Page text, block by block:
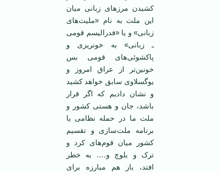
کشيدن مرزهای زبانی ميان
اين ملت به نام «مليت‌های
زبانی» و يا «فدراليسم قومی
ـ زبانی» به خونريزی و
پاکشوئی‌های قومی بس
خونين‌تر از عراق امروز و
يوگسلاوی سابق خواهد کشيد
و نشان داديم که اگر قرار
باشد، جان و هستی کشور و
ملت ما در حمله نظامی يا
برنامه ملت‌سازی و تقسيم
کشور ميان قوم‌های کرد و
ترک و بلوچ و…. به خطر
افتد، باز هم مبارزه برای